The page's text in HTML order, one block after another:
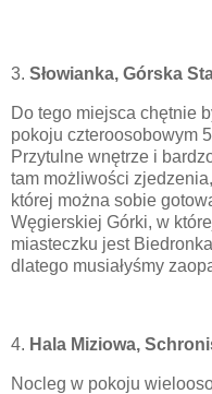
3. Słowianka, Górska
Do tego miejsca chętnie
pokoju czteroosobowym
Przytulne wnętrze i
tam możliwości
której można sobie
Węgierskiej Górki, w
miasteczku jest
dlatego musiałyśmy
4. Hala Miziowa,
Nocleg w pokoju